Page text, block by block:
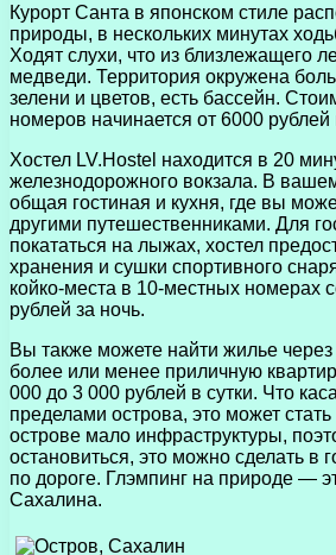
Курорт Санта в японском стиле
природы, в нескольких минутах
Ходят слухи, что из близлежащего
медведи. Территория окружена
зелени и цветов, есть бассейн.
номеров начинается от 6000 рублей
Хостел LV.Hostel находится в 20
железнодорожного вокзала. В
общая гостиная и кухня, где вы
другими путешественниками. Для
покататься на лыжах, хостел
хранения и сушки спортивного
койко-места в 10-местных номерах
рублей за ночь.
Вы также можете найти жилье
более или менее приличную
000 до 3 000 рублей в сутки. Что
пределами острова, это может
острове мало инфраструктуры,
остановиться, это можно сделать в
по дороге. Глэмпинг на природе —
Сахалина.